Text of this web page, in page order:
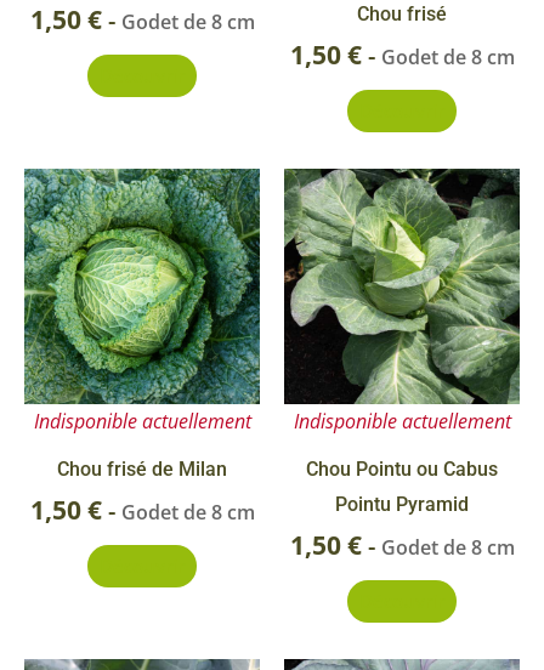
1,50€- Godet de 8 cm
Chou frisé
1,50€- Godet de 8 cm
Indisponible actuellement
Chou frisé de Milan
1,50€- Godet de 8 cm
Indisponible actuellement
Chou Pointu ou Cabus
Pointu Pyramid
1,50€- Godet de 8 cm